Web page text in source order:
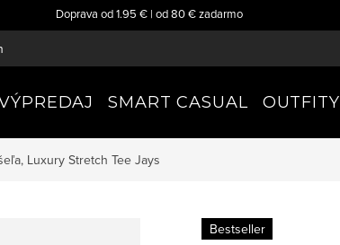
Doprava od 1.95 € | od 80 € zadarmo
SMART CASUAL OUTFITY
Luxury Stretch Tee Jays
Bestseller